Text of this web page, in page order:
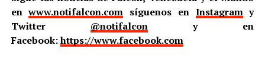
enwww.notifalcon.com síguenos en Instagramy
Twitter @notifalcony en
Facebook:https://www.facebook.com